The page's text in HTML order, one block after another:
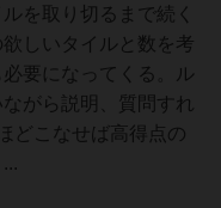
を取り切るまで続く
しいタイルと数を考
要になってくる。ル
がら説明、質問すれ
どこなせば高得点の